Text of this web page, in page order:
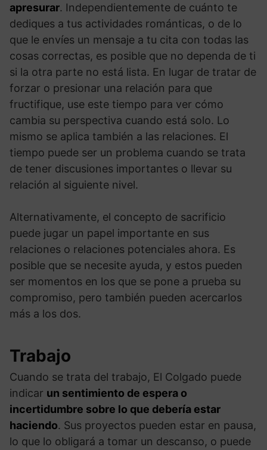
apresurar. Independientemente de cuánto te
dediques a tus actividades románticas, o de lo
que le envíes un mensaje a tu cita con todas las
cosas correctas, es posible que no dependa de ti
si la otra parte no está lista. En lugar de tratar de
forzar o presionar una relación para que
fructifique, use este tiempo para ver cómo
cambia su perspectiva cuando está solo. Lo
mismo se aplica también a las relaciones. El
tiempo puede ser un problema cuando se trata
de tener discusiones importantes o llevar su
relación al siguiente nivel.
Alternativamente, el concepto de sacrificio
puede jugar un papel importante en sus
relaciones o relaciones potenciales ahora. Es
posible que se necesite ayuda, y estos pueden
ser momentos en los que se pone a prueba su
compromiso, pero también pueden acercarlos
más a los dos.
Trabajo
Cuando se trata del trabajo, El Colgado puede
indicar un sentimiento de espera o
incertidumbre sobre lo que debería estar
haciendo. Sus proyectos pueden estar en pausa,
lo que lo obligará a tomar un descanso, o puede